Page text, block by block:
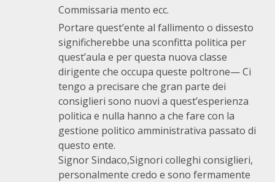
Commissaria mento ecc.
Portare quest’ente al fallimento o dissesto
significherebbe una sconfitta politica per
quest’aula e per questa nuova classe
dirigente che occupa queste poltrone— Ci
tengo a precisare che gran parte dei
consiglieri sono nuovi a quest’esperienza
politica e nulla hanno a che fare con la
gestione politico amministrativa passato di
questo ente.
Signor Sindaco,Signori colleghi consiglieri,
personalmente credo e sono fermamente